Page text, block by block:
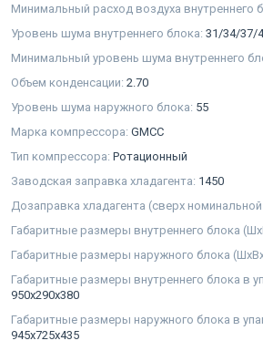
Минимальный расход воздуха внутреннего
Уровень шума внутреннего блока: 31/34/37/
Минимальный уровень шума внутреннего
Объем конденсации: 2.70
Уровень шума наружного блока: 55
Марка компрессора: GMCC
Тип компрессора: Ротационный
Заводская заправка хладагента: 1450
Дозаправка хладагента (сверх
Габаритные размеры внутреннего блока
Габаритные размеры наружного блока
Габаритные размеры внутреннего блока в
950x290x380
Габаритные размеры наружного блока в
945x725x435